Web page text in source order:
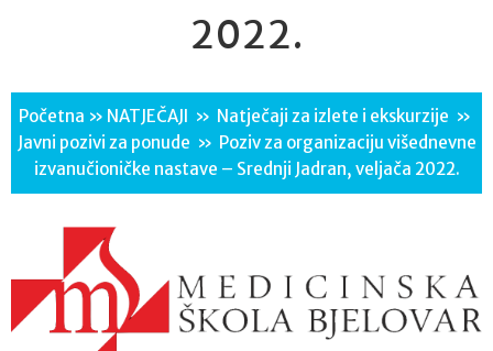
2022.
Početna » NATJEČAJI » Natječaji za izlete i ekskurzije »
Javni pozivi za ponude » Poziv za organizaciju višednevne
izvanučioničke nastave – Srednji Jadran, veljača 2022.